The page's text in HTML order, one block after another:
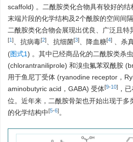
scaffold) 。二酰胺类化合物具有较好的
末端片段的化学结构及2个酰胺的空间间
二酰胺类化合物会展现出优良、广泛且特
[1] 、抗病毒[2] 、抗细菌[3] 、降血糖[4] 、杀
(图式1) 。其中已经商品化的二酰胺类杀
(chlorantraniliprole) 和溴虫氟苯双酰胺
用于鱼尼丁受体 (ryanodine receptor，
aminobutyric acid，GABA) 受体[9-10] ，
位。近年来，二酰胺骨架也开始出现于多
的化学结构中[5-6]。